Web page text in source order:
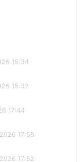
15:34
15:32
17:44
17:58
17:52